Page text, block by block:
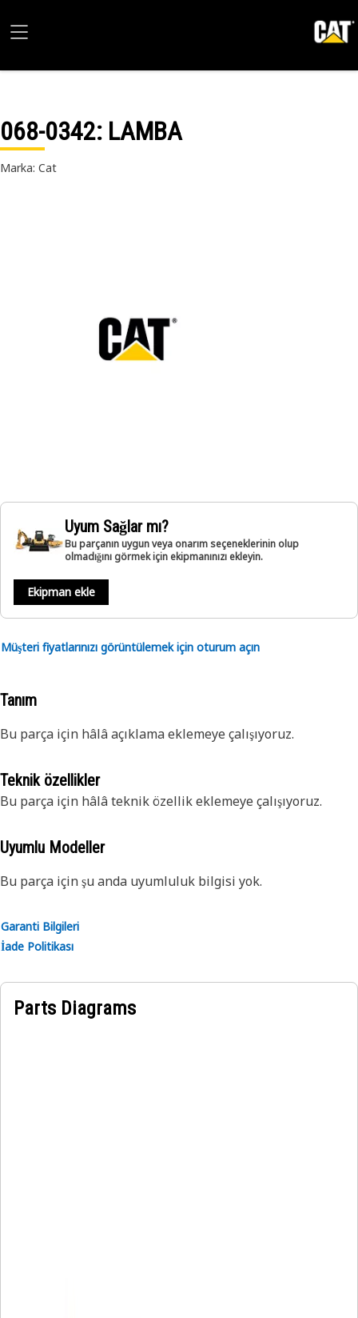
068-0342: LAMBA
Marka: Cat
Uyum Sağlar mı?
Bu parçanın uygun veya onarım seçeneklerinin olup
olmadığını görmek için ekipmanınızı ekleyin.
Ekipman ekle
Müşteri fiyatlarınızı görüntülemek için oturum açın
Tanım
Bu parça için hâlâ açıklama eklemeye çalışıyoruz.
Teknik özellikler
Bu parça için hâlâ teknik özellik eklemeye çalışıyoruz.
Uyumlu Modeller
Bu parça için şu anda uyumluluk bilgisi yok.
Garanti Bilgileri
İade Politikası
Parts Diagrams